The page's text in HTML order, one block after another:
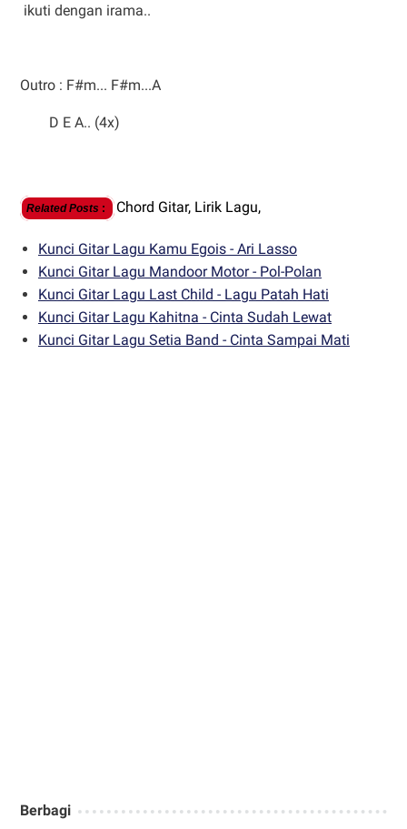
ikuti dengan irama..
Outro : F#m... F#m...A
D E A.. (4x)
Related Posts : Chord Gitar, Lirik Lagu,
Kunci Gitar Lagu Kamu Egois - Ari Lasso
Kunci Gitar Lagu Mandoor Motor - Pol-Polan
Kunci Gitar Lagu Last Child - Lagu Patah Hati
Kunci Gitar Lagu Kahitna - Cinta Sudah Lewat
Kunci Gitar Lagu Setia Band - Cinta Sampai Mati
Berbagi